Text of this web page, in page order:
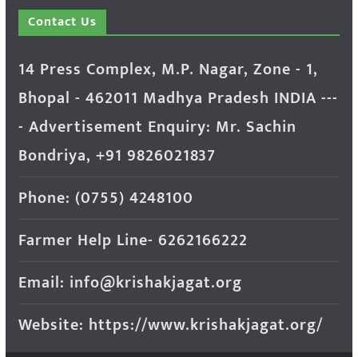
Contact Us
14 Press Complex, M.P. Nagar, Zone - 1,
Bhopal - 462011 Madhya Pradesh INDIA ---
- Advertisement Enquiry: Mr. Sachin
Bondriya, +91 9826021837
Phone: (0755) 4248100
Farmer Help Line- 6262166222
Email: info@krishakjagat.org
Website: https://www.krishakjagat.org/